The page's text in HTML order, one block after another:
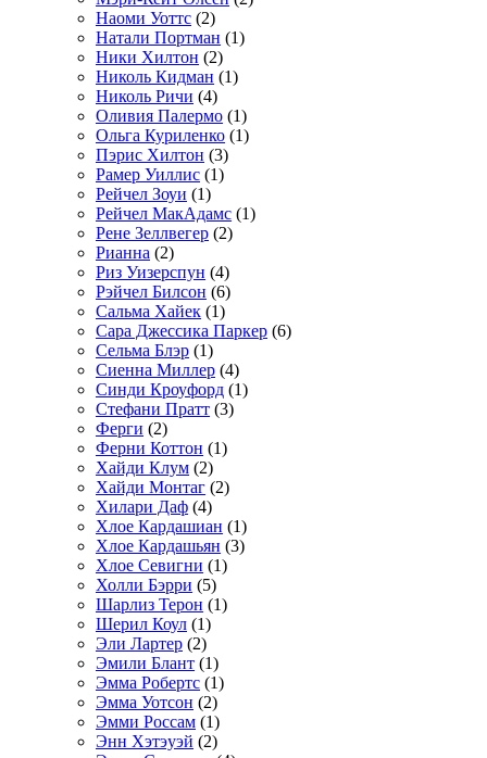
Наоми Уоттс (2)
Натали Портман (1)
Ники Хилтон (2)
Николь Кидман (1)
Николь Ричи (4)
Оливия Палермо (1)
Ольга Куриленко (1)
Пэрис Хилтон (3)
Рамер Уиллис (1)
Рейчел Зоуи (1)
Рейчел МакАдамс (1)
Рене Зеллвегер (2)
Рианна (2)
Риз Уизерспун (4)
Рэйчел Билсон (6)
Сальма Хайек (1)
Сара Джессика Паркер (6)
Сельма Блэр (1)
Сиенна Миллер (4)
Синди Кроуфорд (1)
Стефани Пратт (3)
Ферги (2)
Ферни Коттон (1)
Хайди Клум (2)
Хайди Монтаг (2)
Хилари Даф (4)
Хлое Кардашиан (1)
Хлое Кардашьян (3)
Хлое Севигни (1)
Холли Бэрри (5)
Шарлиз Терон (1)
Шерил Коул (1)
Эли Лартер (2)
Эмили Блант (1)
Эмма Робертс (1)
Эмма Уотсон (2)
Эмми Россам (1)
Энн Хэтэуэй (2)